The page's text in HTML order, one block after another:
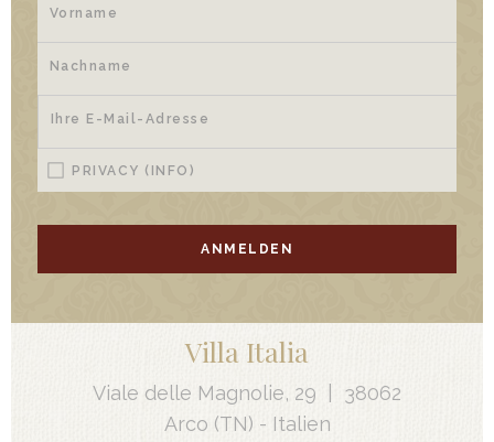
PRIVACY (INFO)
ANMELDEN
Villa Italia
Viale delle Magnolie, 29
38062
Arco (TN) - Italien